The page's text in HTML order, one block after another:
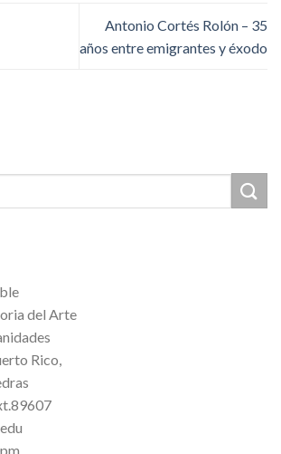
Antonio Cortés Rolón – 35
años entre emigrantes y éxodo
del Arte
Rico,